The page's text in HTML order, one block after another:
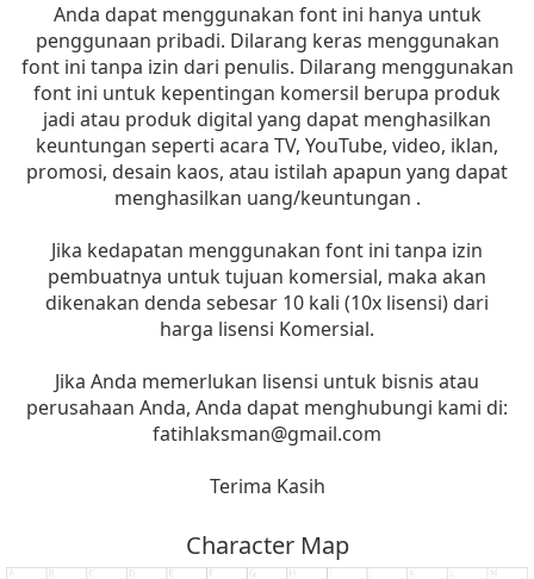
Anda dapat menggunakan font ini hanya untuk
penggunaan pribadi. Dilarang keras menggunakan
font ini tanpa izin dari penulis. Dilarang menggunakan
font ini untuk kepentingan komersil berupa produk
jadi atau produk digital yang dapat menghasilkan
keuntungan seperti acara TV, YouTube, video, iklan,
promosi, desain kaos, atau istilah apapun yang dapat
menghasilkan uang/keuntungan .
Jika kedapatan menggunakan font ini tanpa izin
pembuatnya untuk tujuan komersial, maka akan
dikenakan denda sebesar 10 kali (10x lisensi) dari
harga lisensi Komersial.
Jika Anda memerlukan lisensi untuk bisnis atau
perusahaan Anda, Anda dapat menghubungi kami di:
fatihlaksman@gmail.com
Terima Kasih
Character Map